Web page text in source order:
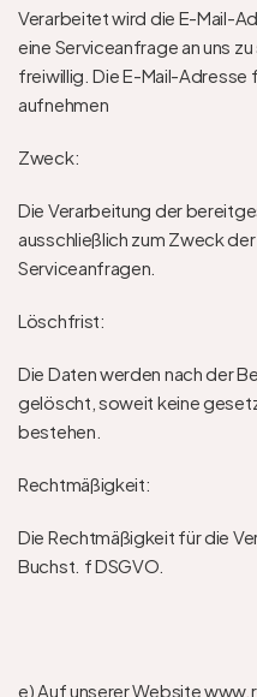
Verarbeitet wird die E-Mail-
eine Serviceanfrage an uns
freiwillig. Die E-Mail-Adresse
aufnehmen
Zweck:
Die Verarbeitung der
ausschließlich zum Zweck
Serviceanfragen.
Löschfrist:
Die Daten werden nach der
gelöscht, soweit keine
bestehen.
Rechtmäßigkeit:
Die Rechtmäßigkeit für die
Buchst. f DSGVO.
e) Auf unserer Website